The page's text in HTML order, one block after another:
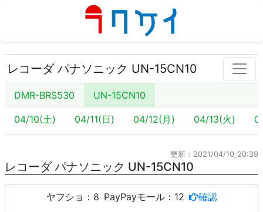
レコーダ パナソニック UN-15CN10
DMR-BRS530 UN-15CN10
04/10(土) 04/11(日) 04/12(月) 04/13(火)
更新：2021/04/10_20:39
レコーダ パナソニック UN-15CN10
ヤフショ： 8 PayPayモール： 12 確認